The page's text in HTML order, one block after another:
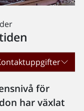
för
har växlat